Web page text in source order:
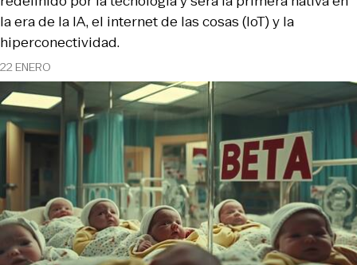
22 ENERO
la era de la IA, el internet de las cosas (IoT) y la
hiperconectividad.